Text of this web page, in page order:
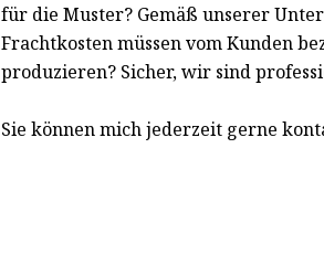
für die Muster? Gemäß unserer
Frachtkosten müssen vom Kunden
produzieren? Sicher, wir sind
Sie können mich jederzeit gerne